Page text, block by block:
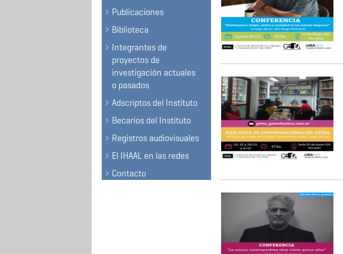
Publicaciones
Biblioteca
Integrantes de
proyectos de
investigación actuales
o pasados
Adscriptos del Instituto
Becarios del Instituto
Registros audiovisuales
El IHAAL en las redes
Contacto